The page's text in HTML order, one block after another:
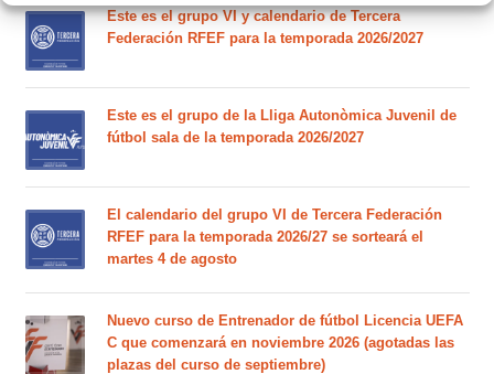
Este es el grupo VI y calendario de Tercera
Federación RFEF para la temporada 2026/2027
Este es el grupo de la Lliga Autonòmica Juvenil de
fútbol sala de la temporada 2026/2027
El calendario del grupo VI de Tercera Federación
RFEF para la temporada 2026/27 se sorteará el
martes 4 de agosto
Nuevo curso de Entrenador de fútbol Licencia UEFA
C que comenzará en noviembre 2026 (agotadas las
plazas del curso de septiembre)